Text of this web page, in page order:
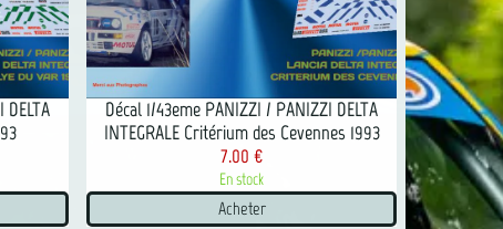
Décal 1/43eme PANIZZI / PANIZZI DELTA
INTEGRALE Critérium des Cevennes 1993
7.00 €
En stock
Acheter